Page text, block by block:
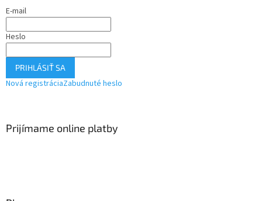
E-mail
Heslo
PRIHLÁSIŤ SA
Nová registráciaZabudnuté heslo
Prijímame online platby